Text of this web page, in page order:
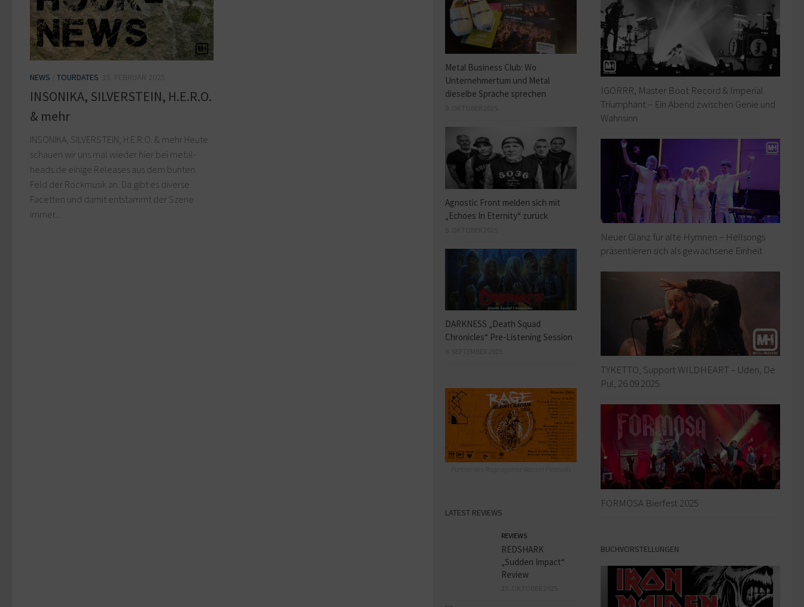
NEWS TOURDATES
INSONIKA, SILVERSTEIN, H.E.R.O.
& mehr
INSONIKA, SILVERSTEIN, H.E.R.O. & mehr Heute
schauen wir uns mal wieder hier bei metal-
heads.de einige Releases aus dem bunten
Feld der Rockmusik an. Da gibt es diverse
Facetten und damit entstammt der Szene
immer...
IGORRR, Master Boot Record & Imperial
Triumphant – Ein Abend zwischen Genie und
Wahnsinn
Neuer Glanz für alte Hymnen – Hellsongs
präsentieren sich als gewachsene Einheit
TYKETTO, Support WILDHEART – Uden, De
Pul, 26.09.2025
FORMOSA Bierfest 2025
BUCHVORSTELLUNGEN
Metal Business Club: Wo
Unternehmertum und Metal
dieselbe Sprache sprechen
Agnostic Front melden sich mit
„Echoes In Eternity“ zurück
DARKNESS „Death Squad
Chronicles“ Pre-Listening Session
LATEST REVIEWS
REVIEWS
REDSHARK
„Sudden Impact“
Review